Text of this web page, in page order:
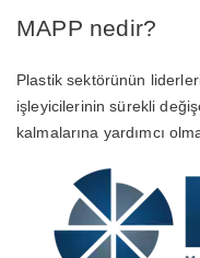
MAPP nedir?
Plastik sektörünün
işleyicilerinin sürekli
kalmalarına yardımcı